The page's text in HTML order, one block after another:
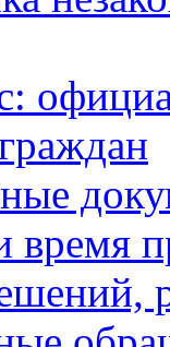
время